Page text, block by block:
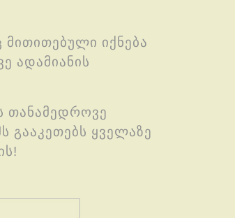
იქნება
ადამიანის
თანამედროვე
გააკეთებს ყველაზე